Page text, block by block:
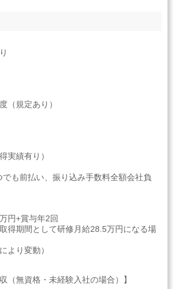
（規定あり）
実績有り）
も前払い、振り込み手数料全額会社負
円+賞与年2回
得期間として研修月給28.5万円になる場
より変動）
（無資格・未経験入社の場合）】